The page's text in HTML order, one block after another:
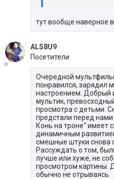
тут вообще наверное
ALS8U9
Посетители
Очередной
понравился, зарядил
настроением. Добрый
мультик,
просмотра с детьми.
предстали перед нами
Конь на троне" имеет
динамичным
смешные штуки снова
Рассуждать о том,
лучше или хуже, не
просмотром картины.
обычно не отрываясь.